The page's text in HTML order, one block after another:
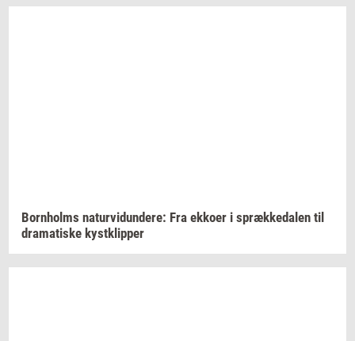
Born­holms na­tur­vi­dun­de­re: Fra ek­ko­er i spræk­ke­da­len til
dra­ma­ti­ske kyst­klip­per